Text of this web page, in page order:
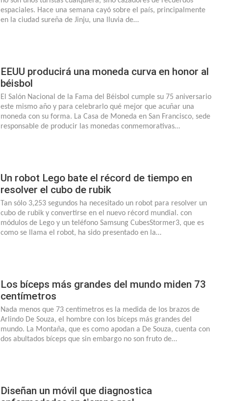
espaciales. Hace una semana cayó sobre el país, principalmente
en la ciudad sureña de Jinju, una lluvia de…
EEUU producirá una moneda curva en honor al
béisbol
El Salón Nacional de la Fama del Béisbol cumple su 75 aniversario
este mismo año y para celebrarlo qué mejor que acuñar una
moneda con su forma. La Casa de Moneda en San Francisco, sede
responsable de producir las monedas conmemorativas…
Un robot Lego bate el récord de tiempo en
resolver el cubo de rubik
Tan sólo 3,253 segundos ha necesitado un robot para resolver un
cubo de rubik y convertirse en el nuevo récord mundial. con
módulos de Lego y un teléfono Samsung CubesStormer3, que es
como se llama el robot, ha sido presentado en la…
Los bíceps más grandes del mundo miden 73
centímetros
Nada menos que 73 centímetros es la medida de los brazos de
Arlindo De Souza, el hombre con los bíceps más grandes del
mundo. La Montaña, que es como apodan a De Souza, cuenta con
dos abultados bíceps que sin embargo no son fruto de…
Diseñan un móvil que diagnostica